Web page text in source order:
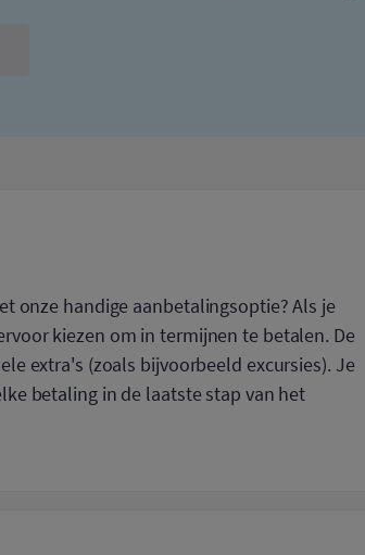
onze handige aanbetalingsoptie? Als je
kiezen om in termijnen te betalen. De
extra's (zoals bijvoorbeeld excursies). Je
betaling in de laatste stap van het